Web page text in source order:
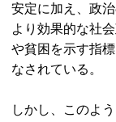
安定に加え、政
より効果的な社
や貧困を示す指
なされている。
しかし、このよ